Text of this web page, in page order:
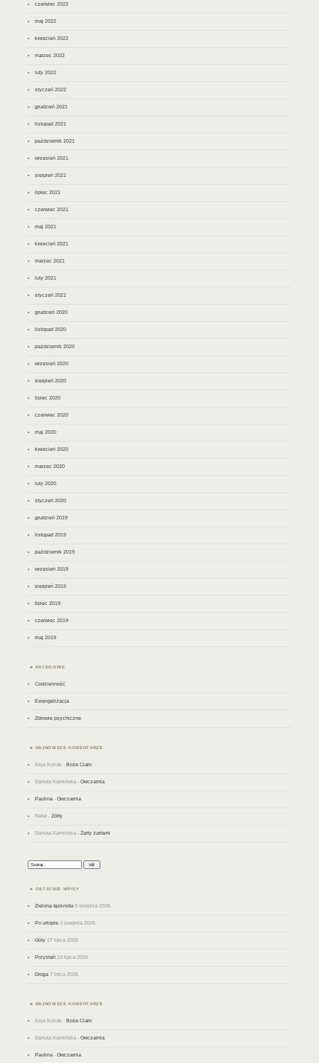
czerwiec 2022
maj 2022
kwiecień 2022
marzec 2022
luty 2022
styczeń 2022
grudzień 2021
listopad 2021
październik 2021
wrzesień 2021
sierpień 2021
lipiec 2021
czerwiec 2021
maj 2021
kwiecień 2021
marzec 2021
luty 2021
styczeń 2021
grudzień 2020
listopad 2020
październik 2020
wrzesień 2020
sierpień 2020
lipiec 2020
czerwiec 2020
maj 2020
kwiecień 2020
marzec 2020
luty 2020
styczeń 2020
grudzień 2019
listopad 2019
październik 2019
wrzesień 2019
sierpień 2019
lipiec 2019
czerwiec 2019
maj 2019
KATEGORIE
Codzienność
Ewangelizacja
Zdrowie psychiczne
NAJNOWSZE KOMENTARZE
Asja Kozak -Boże Ciało
Danuta Kamińska -Owczarnia
Paulina -Owczarnia
Rafał -Żółty
Danuta Kamińska -Żarty żartami
Szukaj:
OSTATNIE WPISY
Zielona tęsknota 9 sierpnia 2026
Po urlopie 3 sierpnia 2026
Góry 27 lipca 2026
Przystań 13 lipca 2026
Droga 7 lipca 2026
NAJNOWSZE KOMENTARZE
Asja Kozak -Boże Ciało
Danuta Kamińska -Owczarnia
Paulina -Owczarnia